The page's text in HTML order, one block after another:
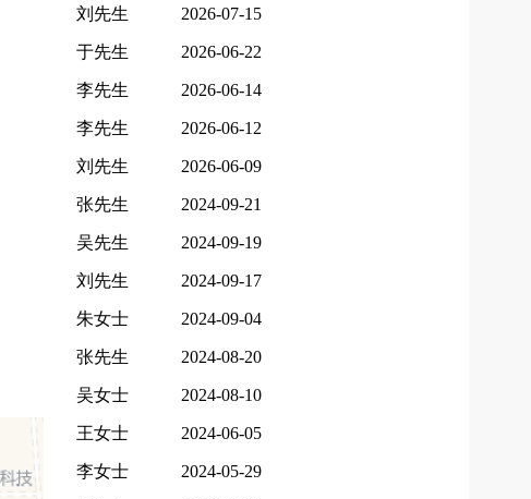
刘先生 2026-07-15
于先生 2026-06-22
李先生 2026-06-14
李先生 2026-06-12
刘先生 2026-06-09
张先生 2024-09-21
吴先生 2024-09-19
刘先生 2024-09-17
朱女士 2024-09-04
张先生 2024-08-20
吴女士 2024-08-10
王女士 2024-06-05
李女士 2024-05-29